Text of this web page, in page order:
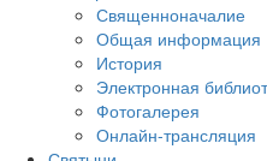
Священноначалие
Общая информация
История
Электронная
Фотогалерея
Онлайн-трансляция